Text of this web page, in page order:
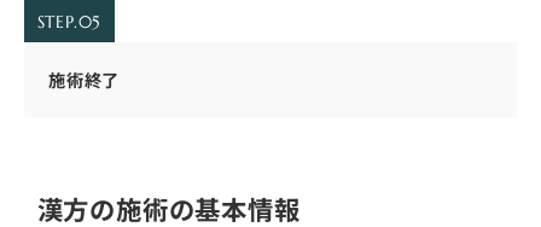
STEP.05
施術終了
漢方の施術の基本情報